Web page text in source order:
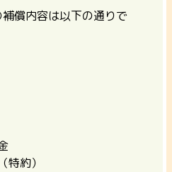
償内容は以下の通りで
特約）